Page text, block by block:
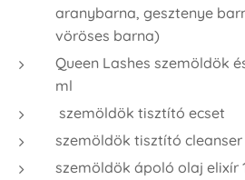
aranybarna, gesztenye
vöröses barna)
Queen Lashes szemöldök
ml
szemöldök tisztító ecset
szemöldök tisztító cleanser
szemöldök ápoló olaj elixír